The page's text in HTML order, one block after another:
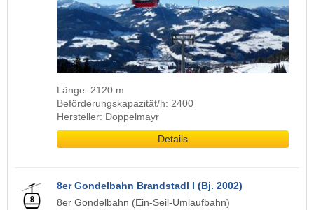
Länge: 2120 m
Beförderungskapazität/h: 2400
Hersteller: Doppelmayr
Details
8er Gondelbahn Brandstadl I (Bj. 2002)
8er Gondelbahn (Ein-Seil-Umlaufbahn)